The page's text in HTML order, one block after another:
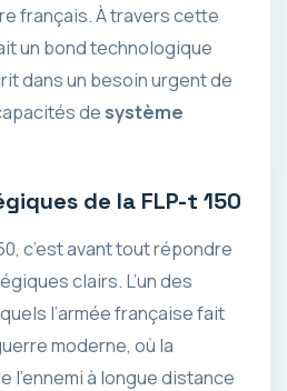
français. À travers cette
un bond technologique
dans un besoin urgent de
de système
de la FLP-t 150
c’est avant tout répondre
clairs. L’un des
l’armée française fait
moderne, où la
l’ennemi à longue distance